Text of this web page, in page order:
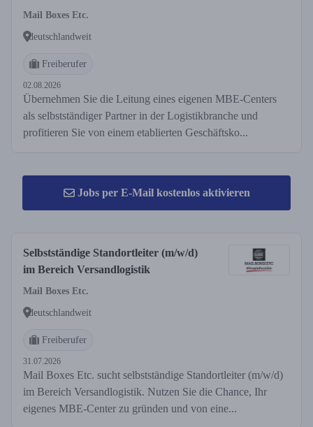
Mail Boxes Etc.
deutschlandweit
Freiberufer
02.08.2026
Übernehmen Sie die Leitung eines eigenen MBE-Centers
als selbstständiger Partner in der Logistikbranche und
profitieren Sie von einem etablierten Geschäftsko...
Jobs per E-Mail kostenlos aktivieren
Selbstständige Standortleiter (m/w/d)
im Bereich Versandlogistik
Mail Boxes Etc.
deutschlandweit
Freiberufer
31.07.2026
Mail Boxes Etc. sucht selbstständige Standortleiter (m/w/d)
im Bereich Versandlogistik. Nutzen Sie die Chance, Ihr
eigenes MBE-Center zu gründen und von eine...